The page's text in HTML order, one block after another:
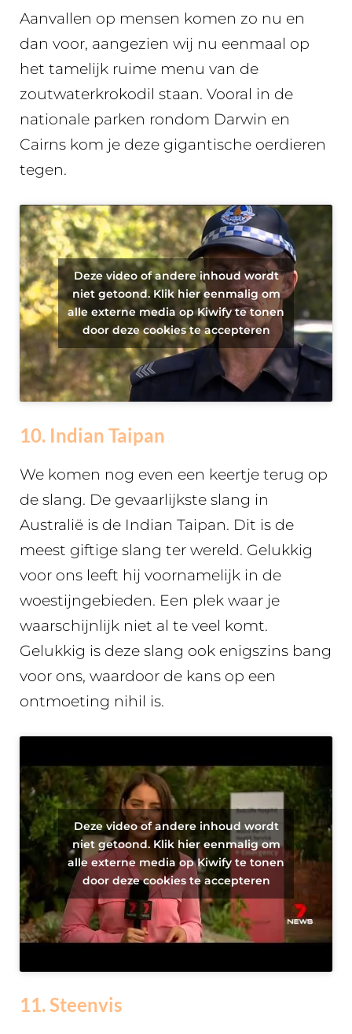
Aanvallen op mensen komen zo nu en
dan voor, aangezien wij nu eenmaal op
het tamelijk ruime menu van de
zoutwaterkrokodil staan. Vooral in de
nationale parken rondom Darwin en
Cairns kom je deze gigantische oerdieren
tegen.
Deze video of andere inhoud wordt
niet getoond. Klik hier eenmalig om
alle externe media op Kiwify te tonen
door deze cookies te accepteren
10. Indian Taipan
We komen nog even een keertje terug op
de slang. De gevaarlijkste slang in
Australië is de Indian Taipan. Dit is de
meest giftige slang ter wereld. Gelukkig
voor ons leeft hij voornamelijk in de
woestijngebieden. Een plek waar je
waarschijnlijk niet al te veel komt.
Gelukkig is deze slang ook enigszins bang
voor ons, waardoor de kans op een
ontmoeting nihil is.
Deze video of andere inhoud wordt
niet getoond. Klik hier eenmalig om
alle externe media op Kiwify te tonen
door deze cookies te accepteren
11. Steenvis